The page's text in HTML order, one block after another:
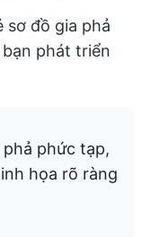
sơ đồ gia phả
phát triển
phả phức tạp,
họa rõ ràng